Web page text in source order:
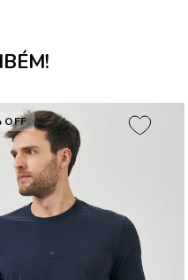
OFF